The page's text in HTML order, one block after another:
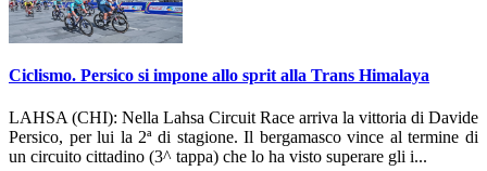
Ciclismo. Persico si impone allo sprit alla Trans Himalaya
LAHSA (CHI): Nella Lahsa Circuit Race arriva la vittoria di Davide
Persico, per lui la 2ª di stagione. Il bergamasco vince al termine di
un circuito cittadino (3^ tappa) che lo ha visto superare gli i...